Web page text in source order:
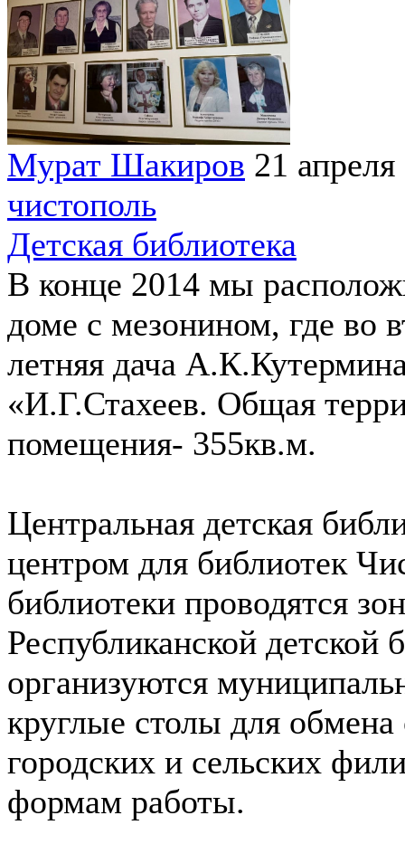
Мурат Шакиров 21
чистополь
Детская библиотека
В конце 2014 мы
доме с мезонином, где во
летняя дача
«И.Г.Стахеев. Общая
помещения- 355кв.м.
Центральная детская
центром для библиотек
библиотеки проводятся
Республиканской детской
организуются
круглые столы для
городских и сельских
формам работы.